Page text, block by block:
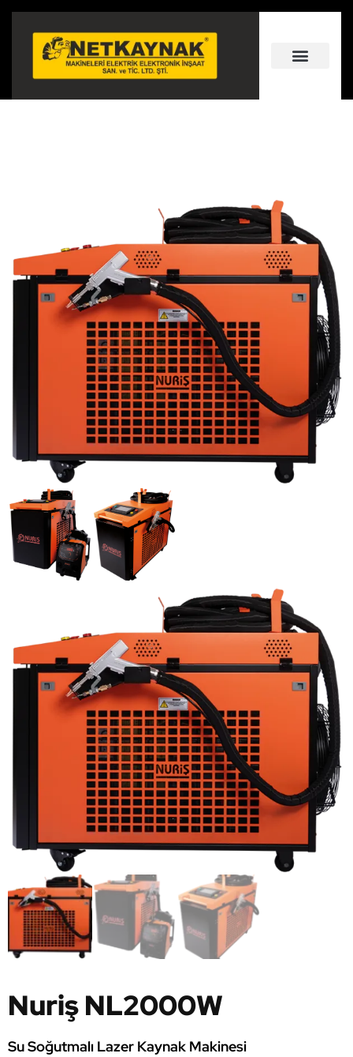
Nuriş NL2000W
Su Soğutmalı Lazer Kaynak Makinesi